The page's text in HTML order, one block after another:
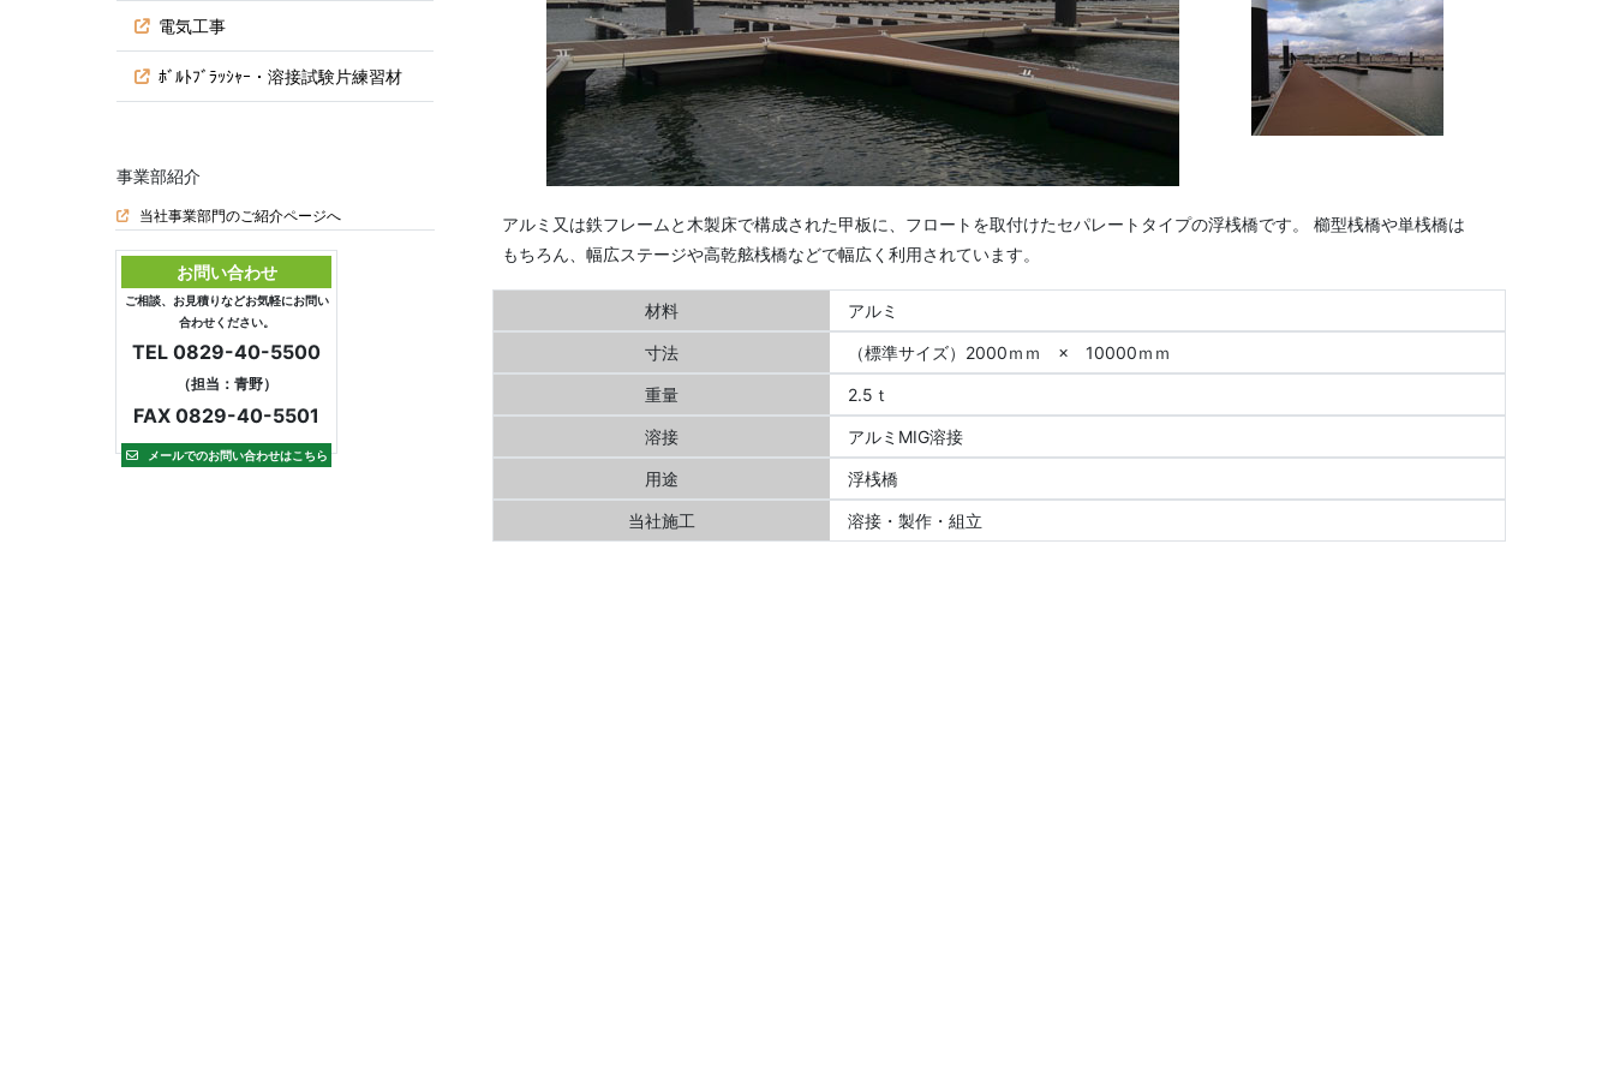
電気工事
ﾎﾞﾙﾄﾌﾞﾗｯｼｬｰ・溶接試験片練習材
事業部紹介
当社事業部門のご紹介ページへ
お問い合わせ
ご相談、お見積りなどお気軽にお問い
合わせください。
TEL 0829-40-5500
（担当：青野）
FAX 0829-40-5501
メールでのお問い合わせはこちら
アルミ又は鉄フレームと木製床で構成された甲板に、フロートを取付けたセパレートタイプの浮桟橋です。 櫛型桟橋や単桟橋は
もちろん、幅広ステージや高乾舷桟橋などで幅広く利用されています。
材料 アルミ
寸法 （標準サイズ）2000ｍｍ × 10000ｍｍ
重量 2.5ｔ
溶接 アルミMIG溶接
用途 浮桟橋
当社施工 溶接・製作・組立